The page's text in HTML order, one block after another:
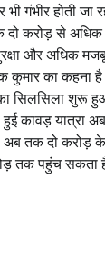
गंभीर होती जा
करोड़ से अधिक
और अधिक
का कहना है
शुरू हुआ
कावड़ यात्रा
अब तक दो
तक पहुंच सकता